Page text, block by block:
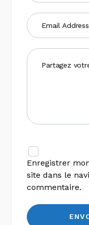
Enregistrer
site dans le
commentaire.